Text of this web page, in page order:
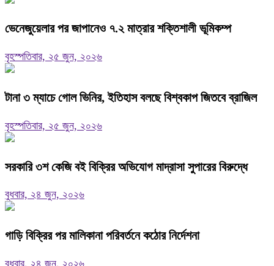
ভেনেজুয়েলার পর জাপানেও ৭.২ মাত্রার শক্তিশালী ভূমিকম্প
বৃহস্পতিবার, ২৫ জুন, ২০২৬
টানা ৩ ম্যাচে গোল ভিনির, ইতিহাস বলছে বিশ্বকাপ জিতবে ব্রাজিল
বৃহস্পতিবার, ২৫ জুন, ২০২৬
সরকারি ৩শ কেজি বই বিক্রির অভিযোগ মাদ্রাসা সুপারের বিরুদ্ধে
বুধবার, ২৪ জুন, ২০২৬
গাড়ি বিক্রির পর মালিকানা পরিবর্তনে কঠোর নির্দেশনা